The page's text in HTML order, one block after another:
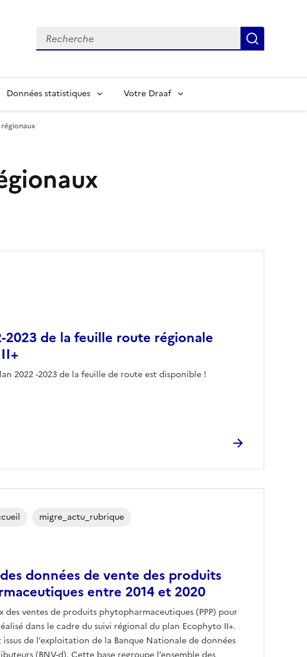
Recherche
Données statistiques Votre Draaf
2023 de la feuille route régionale
2022 -2023 de la feuille de route est disponible !
données de vente des produits
entre 2014 et 2020
des ventes de produits phytopharmaceutiques (PPP) pour
dans le cadre du suivi régional du plan Ecophyto II+.
issus de l’exploitation de la Banque Nationale de données
migre_actu_rubrique